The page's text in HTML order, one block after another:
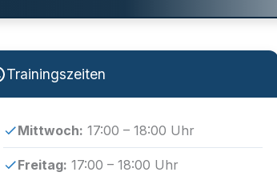
Trainingszeiten
Mittwoch: 17:00 – 18:00 Uhr
Freitag: 17:00 – 18:00 Uhr